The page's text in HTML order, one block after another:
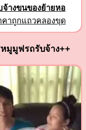
จ้างขนของย้ายหอ
คาถูกแถวคลองขุด
มูมูฟรถรับจ้าง++